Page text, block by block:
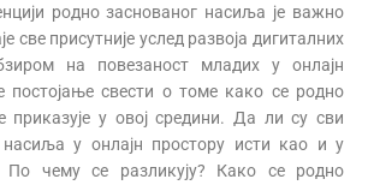
родно заснованог насиља је важно
све присутније услед развоја дигиталних
на повезаност младих у онлајн
постојање свести о томе како се родно
приказује у овој средини. Да ли су сви
насиља у онлајн простору исти као и у
По чему се разликују? Како се родно